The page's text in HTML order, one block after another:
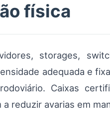
física
storages,
adequada e
Caixas
reduzir avarias em